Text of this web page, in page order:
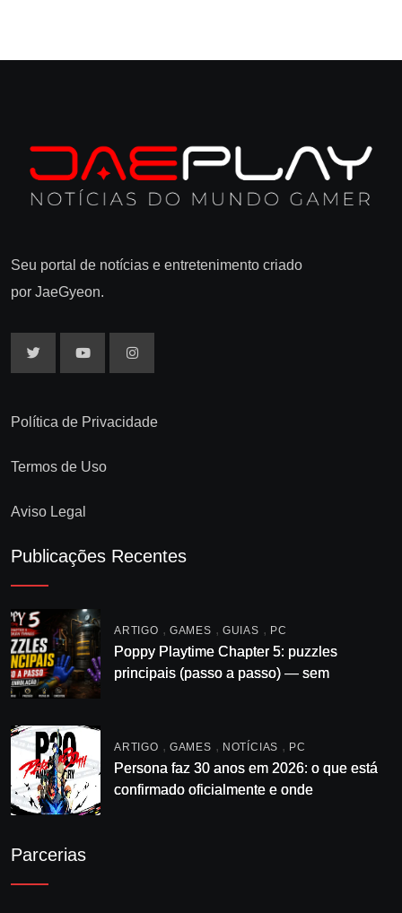
Seu portal de notícias e entretenimento criado
por JaeGyeon.
Política de Privacidade
Termos de Uso
Aviso Legal
Publicações Recentes
ARTIGO , GAMES , GUIAS , PC
Poppy Playtime Chapter 5: puzzles
principais (passo a passo) — sem
ARTIGO , GAMES , NOTÍCIAS , PC
Persona faz 30 anos em 2026: o que está
confirmado oficialmente e onde
Parcerias